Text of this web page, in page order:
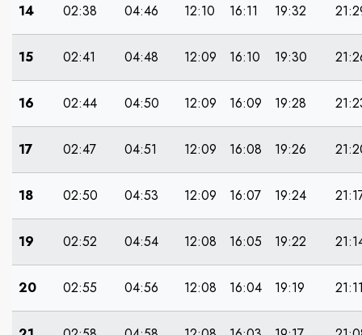
14 02:38 04:46 12:10 16:11 19:32
15 02:41 04:48 12:09 16:10 19:30
16 02:44 04:50 12:09 16:09 19:28
17 02:47 04:51 12:09 16:08 19:26
18 02:50 04:53 12:09 16:07 19:24
19 02:52 04:54 12:08 16:05 19:22
20 02:55 04:56 12:08 16:04 19:19